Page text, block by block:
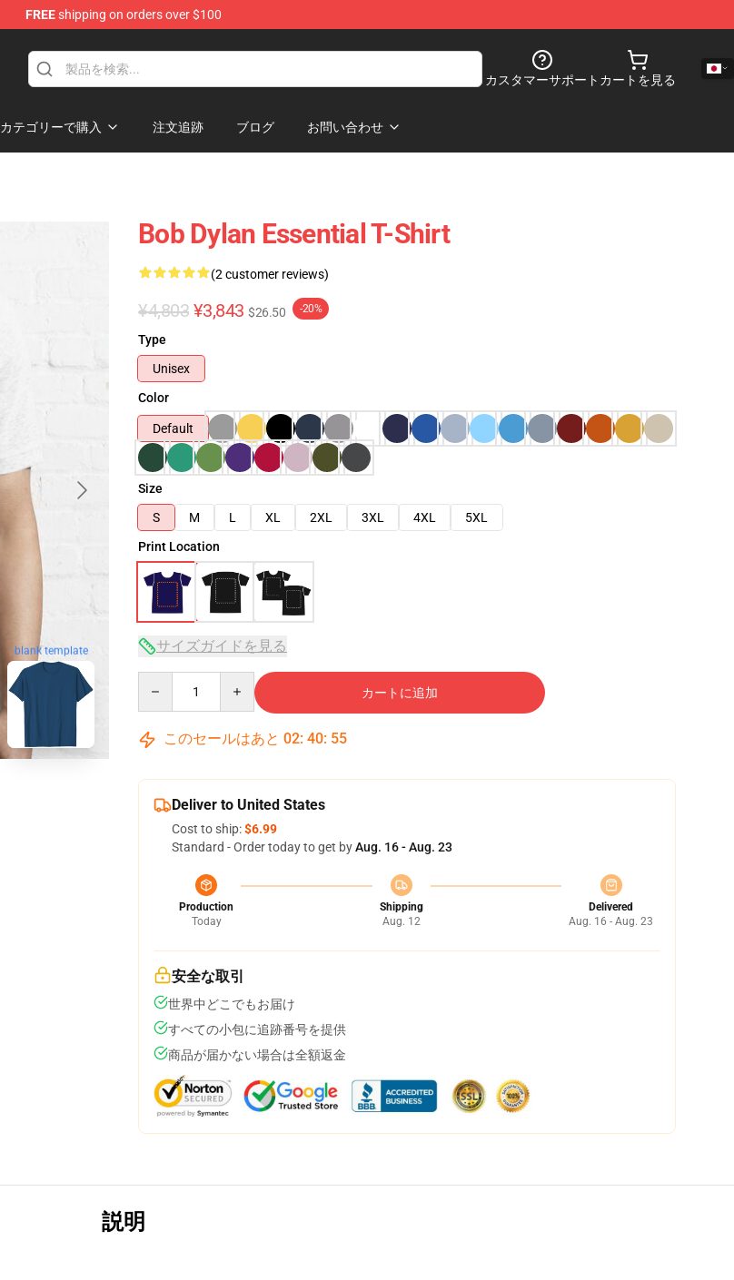
FREEshipping on orders over $100
カスタマーサポート カートを見る
カテゴリーで購入 注文追跡 ブログ お問い合わせ
blank template
Bob Dylan Essential T-Shirt
(2 customer reviews)
¥4,803 ¥3,843 $26.50 -20%
Type
Unisex
Color
Default
Size
S
M L XL 2XL 3XL 4XL
5XL
Print Location
サイズガイドを見る
カートに追加
このセールはあと 02: 40: 54
Deliver to United States
Cost to ship:$6.99
Standard - Order today to get byAug. 16 - Aug. 23
Production
Today
Shipping
Aug. 12
Delivered
Aug. 16 - Aug. 23
安全な取引
世界中どこでもお届け
すべての小包に追跡番号を提供
商品が届かない場合は全額返金
説明